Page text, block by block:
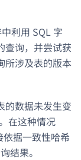
利用 SQL 字
查询，并尝试获
所涉及表的版本
的数据未发生变
在这种情况
依据一致性哈希
结果。